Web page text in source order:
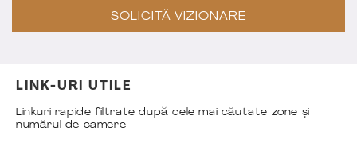
SOLICITĂ VIZIONARE
LINK-URI UTILE
Linkuri rapide filtrate după cele mai căutate zone și
numărul de camere